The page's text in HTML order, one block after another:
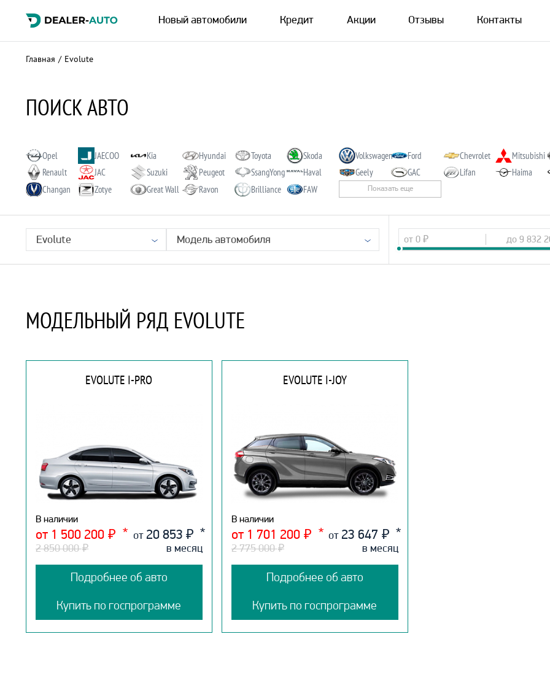
Новый автомобили Кредит Акции Отзывы Контакты
Главная / Evolute
ПОИСК АВТО
Opel JAECOO Kia Hyundai Toyota Skoda Volkswagen Ford Chevrolet
Mitsubishi
Renault
JAC Suzuki Peugeot SsangYong Haval Geely GAC Lifan
Haima
Changan
Zotye Great Wall Ravon Brilliance FAW Показать еще
Evolute Модель автомобиля от0 ₽ до9 832
МОДЕЛЬНЫЙ РЯД EVOLUTE
EVOLUTE I-PRO
В наличии
от 1 500 200 ₽
2 850 000₽
от 20 853 ₽
в месяц
Подробнее об авто
Купить по госпрограмме
EVOLUTE I-JOY
В наличии
от 1 701 200 ₽
2 775 000₽
от 23 647 ₽
в месяц
Подробнее об авто
Купить по госпрограмме